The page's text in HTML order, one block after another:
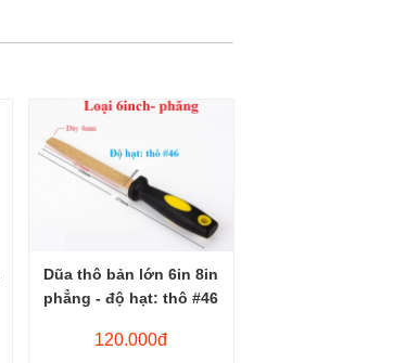
Dũa thô bản lớn 6in 8in
phẳng - độ hạt: thô #46
120.000đ